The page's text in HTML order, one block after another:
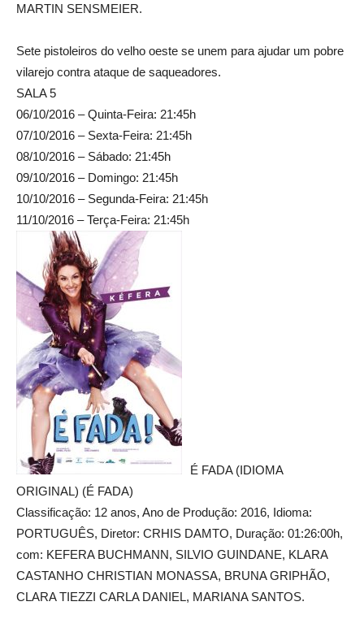
MARTIN SENSMEIER.
Sete pistoleiros do velho oeste se unem para ajudar um pobre
vilarejo contra ataque de saqueadores.
SALA 5
06/10/2016 – Quinta-Feira: 21:45h
07/10/2016 – Sexta-Feira: 21:45h
08/10/2016 – Sábado: 21:45h
09/10/2016 – Domingo: 21:45h
10/10/2016 – Segunda-Feira: 21:45h
11/10/2016 – Terça-Feira: 21:45h
É FADA (IDIOMA
ORIGINAL) (É FADA)
Classificação: 12 anos, Ano de Produção: 2016, Idioma:
PORTUGUÊS, Diretor: CRHIS DAMTO, Duração: 01:26:00h,
com: KEFERA BUCHMANN, SILVIO GUINDANE, KLARA
CASTANHO CHRISTIAN MONASSA, BRUNA GRIPHÃO,
CLARA TIEZZI CARLA DANIEL, MARIANA SANTOS.